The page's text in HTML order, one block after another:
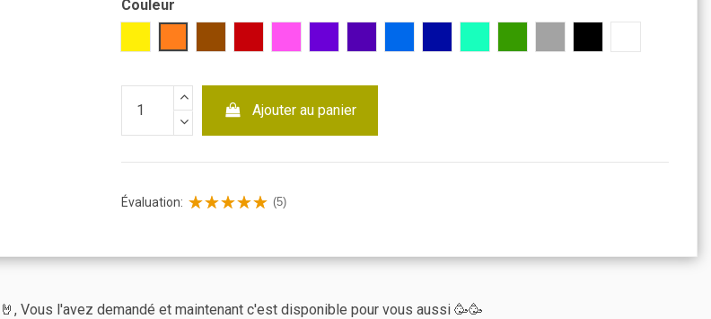
Couleur
Ajouter au panier
Évaluation: (5)
Vous l'avez demandé et maintenant c'est disponible pour vous aussi 🥳🥳